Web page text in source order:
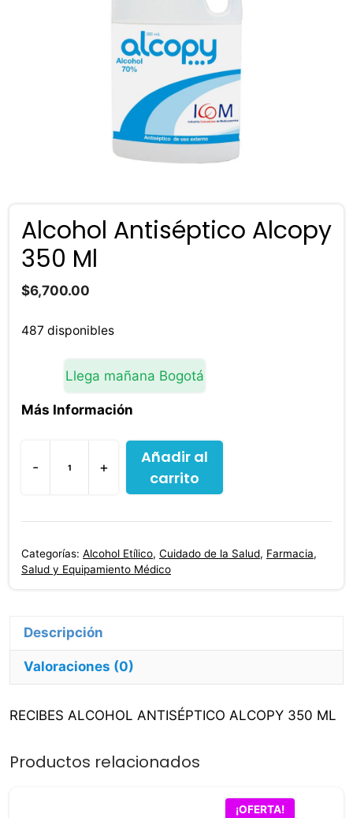
Alcohol Antiséptico Alcopy
350 Ml
$6,700.00
487 disponibles
Llega mañana Bogotá
Más Información
-
Alcohol
Antiséptico
Alcopy
Ml
+
Añadir al
carrito
Categorías: Alcohol Etílico, Cuidado de la Salud, Farmacia,
Salud y Equipamiento Médico
Descripción
Valoraciones (0)
RECIBES ALCOHOL ANTISÉPTICO ALCOPY 350 ML
Productos relacionados
¡OFERTA!